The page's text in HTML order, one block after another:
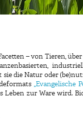
– von Tieren,
die Natur oder
„Evangelische
Leben zur Ware wird.